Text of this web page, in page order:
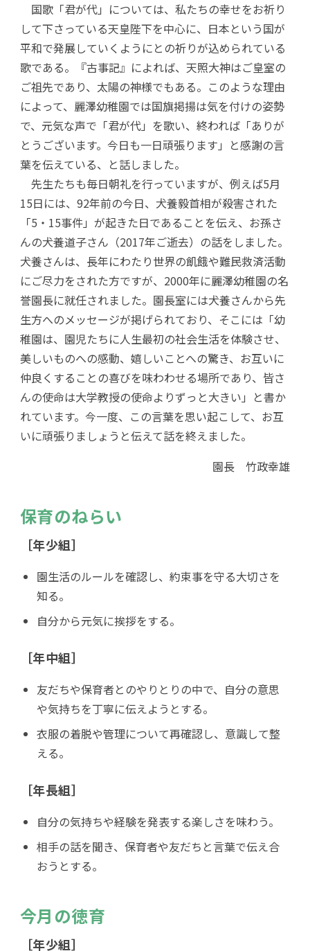
国歌「君が代」については、私たちの幸せをお祈り
して下さっている天皇陛下を中心に、日本という国が
平和で発展していくようにとの祈りが込められている
歌である。『古事記』によれば、天照大神はご皇室の
ご祖先であり、太陽の神様でもある。このような理由
によって、麗澤幼稚園では国旗掲揚は気を付けの姿勢
で、元気な声で「君が代」を歌い、終われば「ありが
とうございます。今日も一日頑張ります」と感謝の言
葉を伝えている、と話しました。
先生たちも毎日朝礼を行っていますが、例えば5月
15日には、92年前の今日、犬養毅首相が殺害された
「5・15事件」が起きた日であることを伝え、お孫さ
んの犬養道子さん（2017年ご逝去）の話をしました。
犬養さんは、長年にわたり世界の飢餓や難民救済活動
にご尽力をされた方ですが、2000年に麗澤幼稚園の名
誉園長に就任されました。園長室には犬養さんから先
生方へのメッセージが掲げられており、そこには「幼
稚園は、園児たちに人生最初の社会生活を体験させ、
美しいものへの感動、嬉しいことへの驚き、お互いに
仲良くすることの喜びを味わわせる場所であり、皆さ
んの使命は大学教授の使命よりずっと大きい」と書か
れています。今一度、この言葉を思い起こして、お互
いに頑張りましょうと伝えて話を終えました。
園長 竹政幸雄
保育のねらい
［年少組］
園生活のルールを確認し、約束事を守る大切さを
知る。
自分から元気に挨拶をする。
［年中組］
友だちや保育者とのやりとりの中で、自分の意思
や気持ちを丁寧に伝えようとする。
衣服の着脱や管理について再確認し、意識して整
える。
［年長組］
自分の気持ちや経験を発表する楽しさを味わう。
相手の話を聞き、保育者や友だちと言葉で伝え合
おうとする。
今月の徳育
［年少組］